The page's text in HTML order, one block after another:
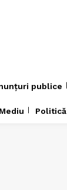
publice
Politică